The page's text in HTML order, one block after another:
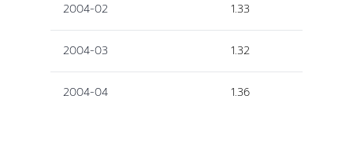
2004-02 1.33
2004-03 1.32
2004-04 1.36